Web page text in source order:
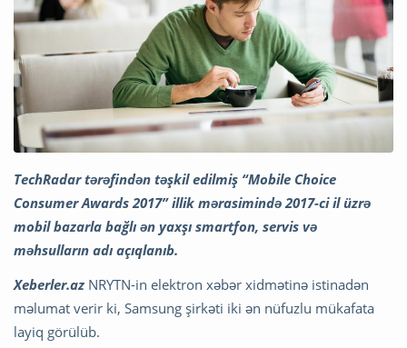
TechRadar tərəfindən təşkil edilmiş “Mobile Choice
Consumer Awards 2017” illik mərasimində 2017-ci il üzrə
mobil bazarla bağlı ən yaxşı smartfon, servis və
məhsulların adı açıqlanıb.
Xeberler.az NRYTN-in elektron xəbər xidmətinə istinadən
məlumat verir ki, Samsung şirkəti iki ən nüfuzlu mükafata
layiq görülüb.